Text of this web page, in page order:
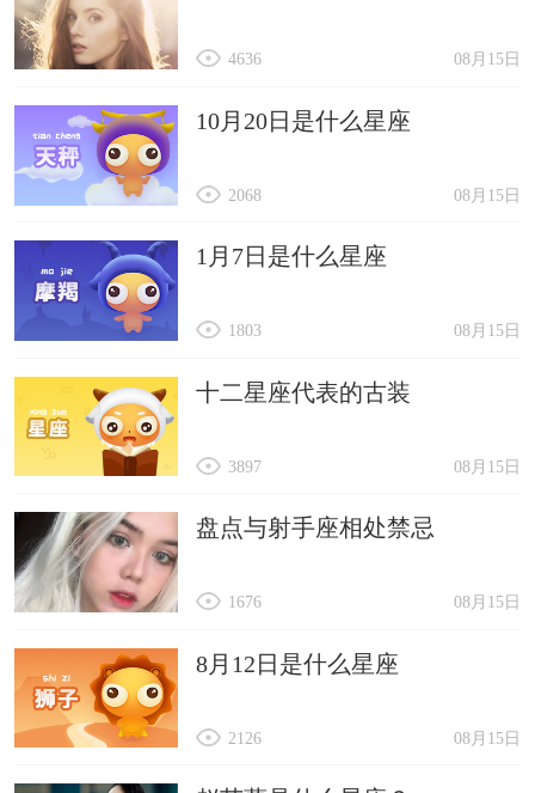
08月15日
4636
10月20日是什么星座
08月15日
2068
1月7日是什么星座
08月15日
1803
十二星座代表的古装
08月15日
3897
盘点与射手座相处禁忌
08月15日
1676
8月12日是什么星座
08月15日
2126